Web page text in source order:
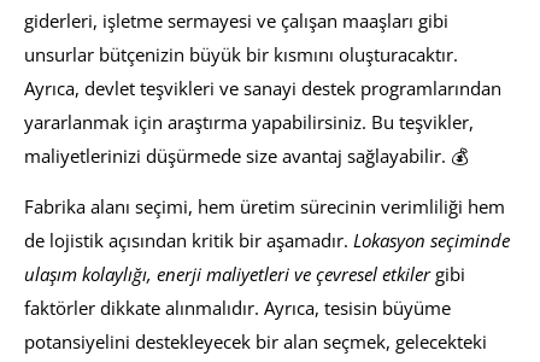
giderleri, işletme sermayesi ve çalışan maaşları gibi
unsurlar bütçenizin büyük bir kısmını oluşturacaktır.
Ayrıca, devlet teşvikleri ve sanayi destek programlarından
yararlanmak için araştırma yapabilirsiniz. Bu teşvikler,
maliyetlerinizi düşürmede size avantaj sağlayabilir. 💰
Fabrika alanı seçimi, hem üretim sürecinin verimliliği hem
de lojistik açısından kritik bir aşamadır. Lokasyon seçiminde
ulaşım kolaylığı, enerji maliyetleri ve çevresel etkilergibi
faktörler dikkate alınmalıdır. Ayrıca, tesisin büyüme
potansiyelini destekleyecek bir alan seçmek, gelecekteki